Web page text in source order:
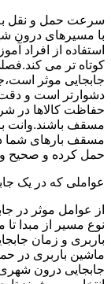
سرعت حمل و نقل به
با مسیرهای درون
استفاده از افراد
کوتاه تر می
جابجایی موثر
دشوارتر است و
حفاظت کالاها در
مسقف باشند.وانت
مسقف بارهای شما
حمل کرده و صحیح
عواملی که در یک
از عوامل موثر در
نوع مسیر از مبدا
باربری و زمان
ماشین باربری در
جابجایی درون